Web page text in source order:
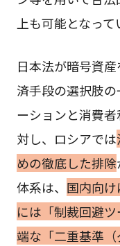
上も可能となって
日本法が暗号資
済手段の選択肢
ーションと消費
対し、ロシアでは
めの徹底した排除
体系は、 国内向
には「制裁回避
端な「二重基準（